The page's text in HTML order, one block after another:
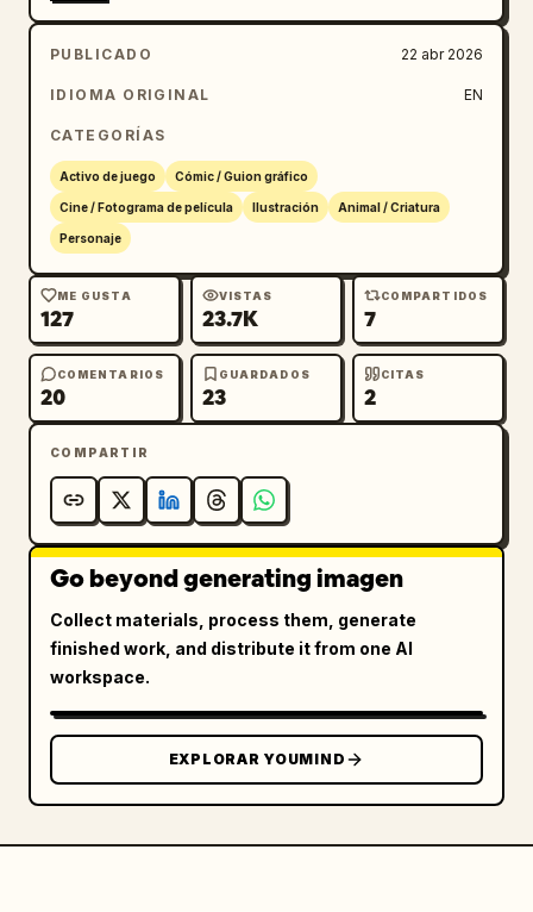
PUBLICADO 22 abr 2026
IDIOMA ORIGINAL EN
CATEGORÍAS
Activo de juego Cómic / Guion gráfico
Cine / Fotograma de película Ilustración Animal / Criatura
Personaje
ME GUSTA
127
VISTAS
23.7K
COMPARTIDOS
7
COMENTARIOS
20
GUARDADOS
23
CITAS
2
COMPARTIR
Go beyond generating imagen
Collect materials, process them, generate
finished work, and distribute it from one AI
workspace.
EXPLORAR YOUMIND